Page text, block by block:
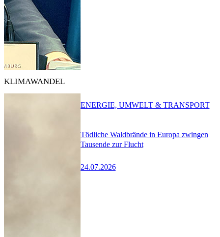
KLIMAWANDEL
Tödliche Waldbrände in Europa zwingen
Tausende zur Flucht
24.07.2026
ENERGIE, UMWELT & TRANSPORT